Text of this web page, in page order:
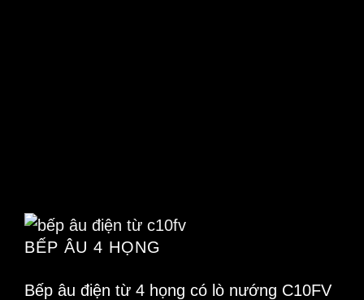
BẾP ÂU 4 HỌNG
Bếp âu điện từ 4 họng có lò nướng C10FV